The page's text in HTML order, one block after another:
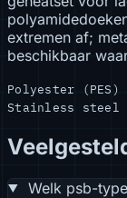
extremen af;
beschikbaar
Polyester (PES)
Stainless steel
Welk psb-